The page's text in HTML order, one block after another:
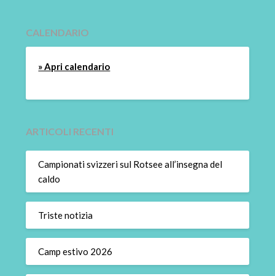
CALENDARIO
» Apri calendario
ARTICOLI RECENTI
Campionati svizzeri sul Rotsee all’insegna del
caldo
Triste notizia
Camp estivo 2026